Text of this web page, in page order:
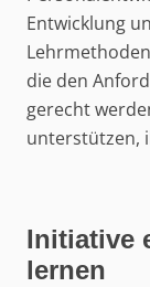
Entwicklung
die den
gerecht
unterstützen,
Initiative
lernen